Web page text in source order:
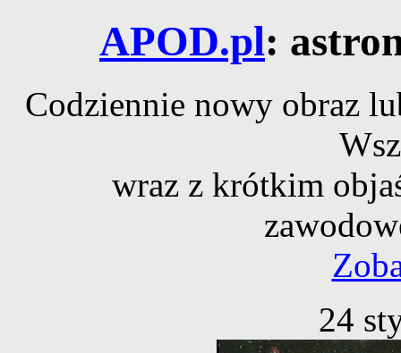
APOD.pl:
Codziennie nowy obraz
wraz z krótkim
24